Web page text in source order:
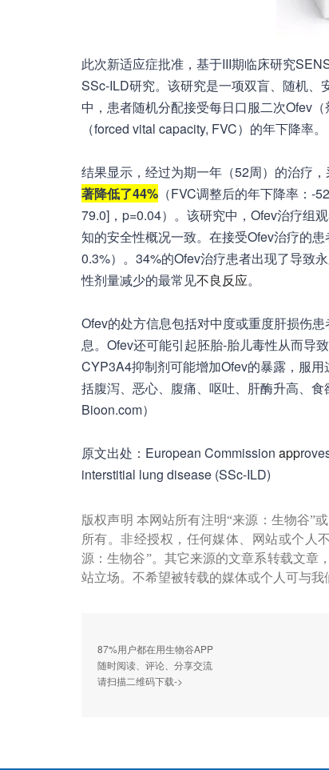
此次新适应症批准，基于III期临床研究
SSc-ILD研究。该研究是一项双盲、随机
中，患者随机分配接受每日口服二次Ofev
（forced vital capacity, FVC）的年下降率。
结果显示，经过为期一年（52周）的治疗，
著降低了44% （FVC调整后的年下降率：-
79.0]，p=0.04）。该研究中，Ofev治疗组
知的安全性概况一致。在接受Ofev治疗的
0.3%）。34%的Ofev治疗患者出现了导致
性剂量减少的最常见不良反应。
Ofev的处方信息包括对中度或重度肝损伤
息。Ofev还可能引起胚胎-胎儿毒性从而导
CYP3A4抑制剂可能增加Ofev的暴露，服
括腹泻、恶心、腹痛、呕吐、肝酶升高、
Bioon.com）
原文出处：European Commission app
interstitial lung disease (SSc-ILD)
版权声明 本网站所有注明“来源：生物谷”
所有。非经授权，任何媒体、网站或个人
源：生物谷”。其它来源的文章系转载文章
站立场。不希望被转载的媒体或个人可与我
87%用户都在用生物谷APP
随时阅读、评论、分享交流
请扫描二维码下载->